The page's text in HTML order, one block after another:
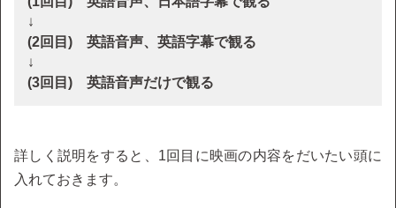
↓
(2回目) 英語音声、英語字幕で観る
↓
(3回目) 英語音声だけで観る
詳しく説明をすると、1回目に映画の内容をだいたい頭に
入れておきます。